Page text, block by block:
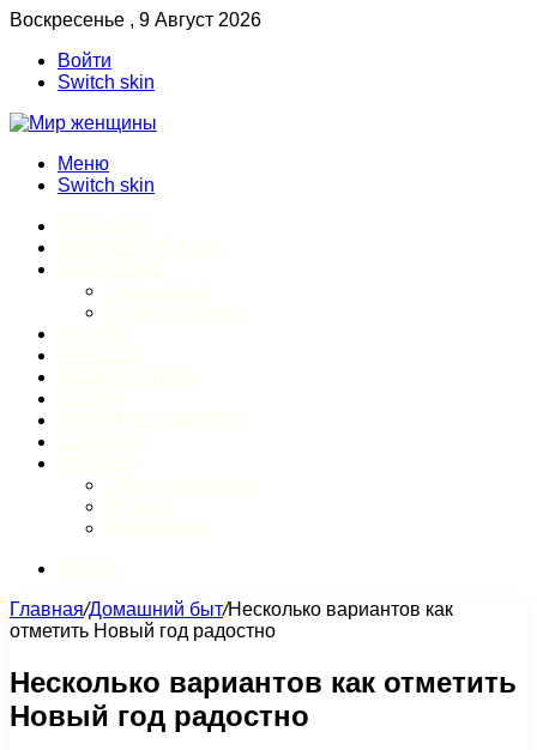
Воскресенье , 9 Август 2026
Войти
Switch skin
Меню
Switch skin
Главная/Домашний быт/Несколько вариантов как
отметить Новый год радостно
Несколько вариантов как отметить
Новый год радостно